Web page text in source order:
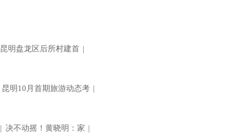
昆明盘龙区后所村建首 |
昆明10月首期旅游动态考 |
| 决不动摇！黄晓明：家 |